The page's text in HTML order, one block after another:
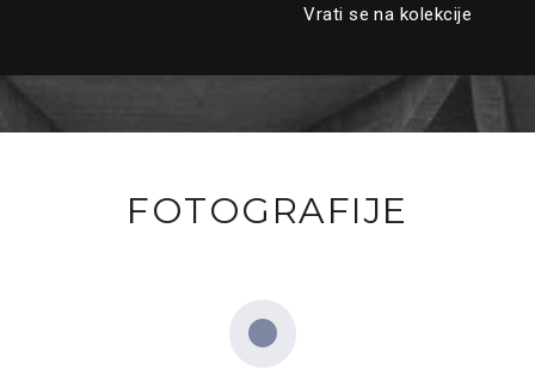
Vrati se na kolekcije
FOTOGRAFIJE